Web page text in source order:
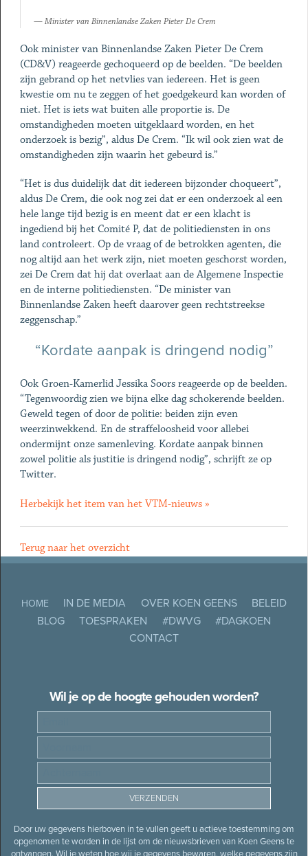
Minister van Binnenlandse Zaken Pieter De Crem
Ook minister van Binnenlandse Zaken Pieter De Crem
(CD&V) reageerde gechoqueerd op de beelden. “De beelden
zijn gebrand op het netvlies van iedereen. Het is geen
kwestie om nu te zeggen of het goedgekeurd kan worden of
niet. Het is iets wat buiten alle proportie is. De
omstandigheden moeten uitgeklaard worden, en het
onderzoek is bezig”, aldus De Crem. “Ik wil ook zien wat de
omstandigheden zijn waarin het gebeurd is.”
“Het is dus duidelijk dat dit iedereen bijzonder choqueert”,
aldus De Crem, die ook nog zei dat er een onderzoek al een
hele lange tijd bezig is en meent dat er een klacht is
ingediend bij het Comité P, dat de politiediensten in ons
land controleert. Op de vraag of de betrokken agenten, die
nog altijd aan het werk zijn, niet moeten geschorst worden,
zei De Crem dat hij dat overlaat aan de Algemene Inspectie
en de interne politiediensten. “De minister van
Binnenlandse Zaken heeft daarover geen rechtstreekse
zeggenschap.”
“Kordate aanpak is dringend nodig”
Ook Groen-Kamerlid Jessika Soors reageerde op de beelden.
“Tegenwoordig zien we bijna elke dag schokerende beelden.
Geweld tegen of door de politie: beiden zijn even
weerzinwekkend. En de straffeloosheid voor allebei
ondermijnt onze samenleving. Kordate aanpak binnen
zowel politie als justitie is dringend nodig”, schrijft ze op
Twitter.
Herbekijk het item van het VTM-nieuws »
Terug naar het overzicht
HOME IN DE MEDIA OVER KOEN GEENS
BELEID
BLOG
TOESPRAKEN #DWVG
#DAGKOEN
CONTACT
Wil je op de hoogte gehouden worden?
Door uw gegevens hierboven in te vullen geeft u actieve toestemming om
opgenomen te worden in de lijst om de nieuwsbrieven van Koen Geens te